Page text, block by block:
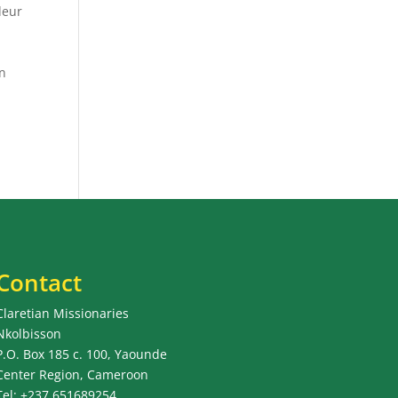
Missionaries
Box 185 c. 100, Yaounde
Region, Cameroon
+237 651689254